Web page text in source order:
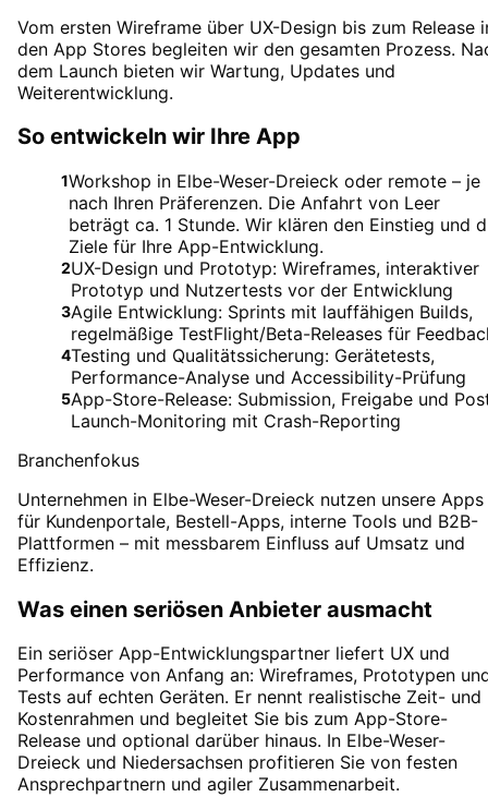
Vom ersten Wireframe über UX-Design bis zum Release
den App Stores begleiten wir den gesamten Prozess.
dem Launch bieten wir Wartung, Updates und
Weiterentwicklung.
So entwickeln wir Ihre App
1Workshop in Elbe-Weser-Dreieck oder remote – je
nach Ihren Präferenzen. Die Anfahrt von Leer
beträgt ca. 1 Stunde. Wir klären den Einstieg und
Ziele für Ihre App-Entwicklung.
2UX-Design und Prototyp: Wireframes, interaktiver
Prototyp und Nutzertests vor der Entwicklung
3Agile Entwicklung: Sprints mit lauffähigen Builds,
regelmäßige TestFlight/Beta-Releases für
4Testing und Qualitätssicherung: Gerätetests,
Performance-Analyse und Accessibility-Prüfung
5App-Store-Release: Submission, Freigabe und
Launch-Monitoring mit Crash-Reporting
Branchenfokus
Unternehmen in Elbe-Weser-Dreieck nutzen unsere Apps
für Kundenportale, Bestell-Apps, interne Tools und B2B-
Plattformen – mit messbarem Einfluss auf Umsatz und
Effizienz.
Was einen seriösen Anbieter ausmacht
Ein seriöser App-Entwicklungspartner liefert UX und
Performance von Anfang an: Wireframes, Prototypen
Tests auf echten Geräten. Er nennt realistische Zeit- und
Kostenrahmen und begleitet Sie bis zum App-Store-
Release und optional darüber hinaus. In Elbe-Weser-
Dreieck und Niedersachsen profitieren Sie von festen
Ansprechpartnern und agiler Zusammenarbeit.